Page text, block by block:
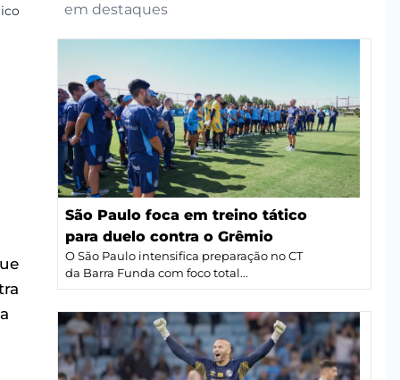
em destaques
São Paulo foca em treino tático
para duelo contra o Grêmio
O São Paulo intensifica preparação no CT
da Barra Funda com foco total...